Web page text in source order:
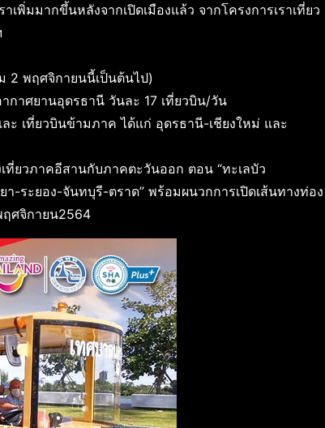
พิ่มมากขึ้นหลังจากเปิดเมืองแล้ว จากโครงการเราเที่ยว
2 พฤศจิกายนนี้เป็นต้นไป)
าศยานอุดรธานี วันละ 17 เที่ยวบิน/วัน
ะ เที่ยวบินข้ามภาค ได้แก่ อุดรธานี-เชียงใหม่ และ
ยวภาคอีสานกับภาคตะวันออก ตอน “ทะเลบัว
-ระยอง-จันทบุรี-ตราด” พร้อมผนวกการเปิดเส้นทางท่อง
ศจิกายน2564